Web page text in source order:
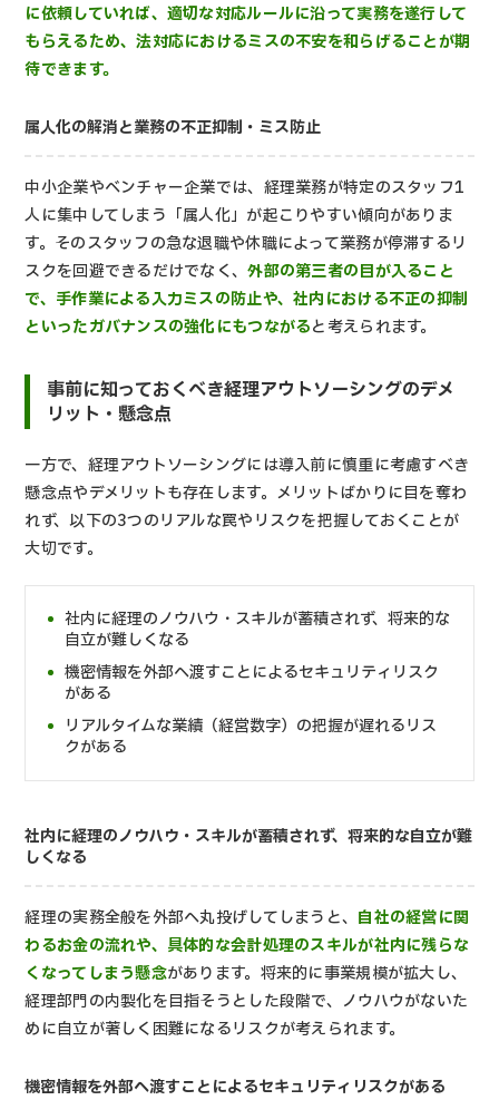
に依頼していれば、適切な対応ルールに沿って実務を遂行して
もらえるため、法対応におけるミスの不安を和らげることが期
待できます。
属人化の解消と業務の不正抑制・ミス防止
中小企業やベンチャー企業では、経理業務が特定のスタッフ1
人に集中してしまう「属人化」が起こりやすい傾向がありま
す。そのスタッフの急な退職や休職によって業務が停滞するリ
スクを回避できるだけでなく、外部の第三者の目が入ること
で、手作業による入力ミスの防止や、社内における不正の抑制
といったガバナンスの強化にもつながると考えられます。
事前に知っておくべき経理アウトソーシングのデメ
リット・懸念点
一方で、経理アウトソーシングには導入前に慎重に考慮すべき
懸念点やデメリットも存在します。メリットばかりに目を奪わ
れず、以下の3つのリアルな罠やリスクを把握しておくことが
大切です。
社内に経理のノウハウ・スキルが蓄積されず、将来的な
自立が難しくなる
機密情報を外部へ渡すことによるセキュリティリスク
がある
リアルタイムな業績（経営数字）の把握が遅れるリス
クがある
社内に経理のノウハウ・スキルが蓄積されず、将来的な自立が難
しくなる
経理の実務全般を外部へ丸投げしてしまうと、 自社の経営に関
わるお金の流れや、具体的な会計処理のスキルが社内に残らな
くなってしまう懸念があります。将来的に事業規模が拡大し、
経理部門の内製化を目指そうとした段階で、ノウハウがないた
めに自立が著しく困難になるリスクが考えられます。
機密情報を外部へ渡すことによるセキュリティリスクがある